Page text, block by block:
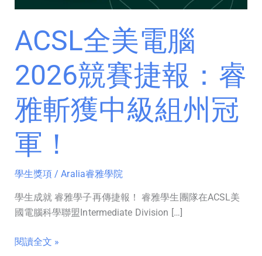
ACSL全美電腦
2026競賽捷報：睿
雅斬獲中級組州冠
軍！
學生獎項 /Aralia睿雅學院
學生成就 睿雅學子再傳捷報！ 睿雅學生團隊在ACSL美
國電腦科學聯盟Intermediate Division […]
捷
睿
雅
斬
獲
中
級
州
軍！
閱讀全文 »